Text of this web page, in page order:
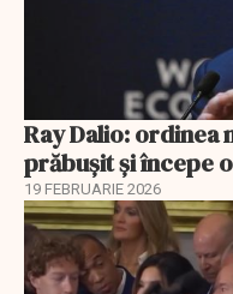
Ray Dalio: ordinea
prăbușit și începe
19 FEBRUARIE 2026